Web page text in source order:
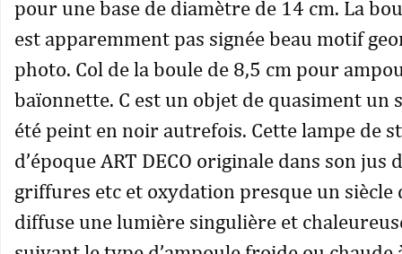
pour une base de diamètre de 14 cm. La
est apparemment pas signée beau motif
photo. Col de la boule de 8,5 cm pour
baïonnette. C est un objet de quasiment un
été peint en noir autrefois. Cette lampe de
d’époque ART DECO originale dans son jus
griffures etc et oxydation presque un siècle
diffuse une lumière singulière et